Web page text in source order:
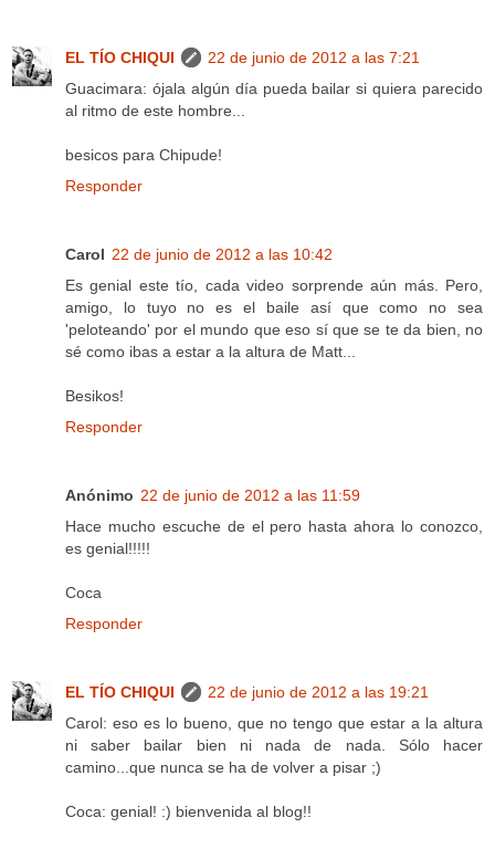
EL TÍO CHIQUI
22 de junio de 2012 a las 7:21
Guacimara: ójala algún día pueda bailar si quiera parecido
al ritmo de este hombre...
besicos para Chipude!
Responder
Carol 22 de junio de 2012 a las 10:42
Es genial este tío, cada video sorprende aún más. Pero,
amigo, lo tuyo no es el baile así que como no sea
'peloteando' por el mundo que eso sí que se te da bien, no
sé como ibas a estar a la altura de Matt...
Besikos!
Responder
Anónimo 22 de junio de 2012 a las 11:59
Hace mucho escuche de el pero hasta ahora lo conozco,
es genial!!!!!
Coca
Responder
EL TÍO CHIQUI
22 de junio de 2012 a las 19:21
Carol: eso es lo bueno, que no tengo que estar a la altura
ni saber bailar bien ni nada de nada. Sólo hacer
camino...que nunca se ha de volver a pisar ;)
Coca: genial! :) bienvenida al blog!!